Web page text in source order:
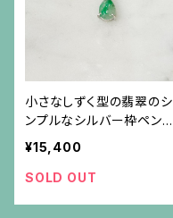
小さなしずく型の翡翠のシ
ンプルなシルバー枠ペンダ
ント（チェーン別）
¥15,400
SOLD OUT